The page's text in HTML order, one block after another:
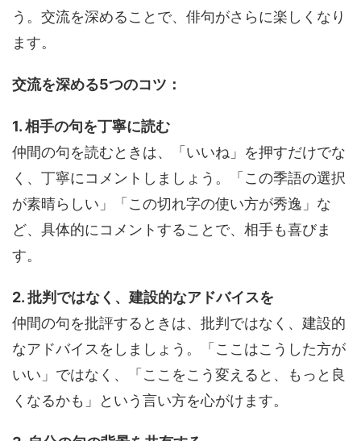
う。交流を深めることで、俳句がさらに楽しくなり
ます。
交流を深める5つのコツ：
1. 相手の句を丁寧に読む
仲間の句を読むときは、「いいね」を押すだけでな
く、丁寧にコメントしましょう。「この季語の選択
が素晴らしい」「この切れ字の使い方が秀逸」な
ど、具体的にコメントすることで、相手も喜びま
す。
2. 批判ではなく、建設的なアドバイスを
仲間の句を批評するときは、批判ではなく、建設的
なアドバイスをしましょう。「ここはこうした方が
いい」ではなく、「ここをこう変えると、もっと良
くなるかも」という言い方を心がけます。